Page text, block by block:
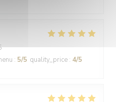
: 5/5 quality_price : 4/5